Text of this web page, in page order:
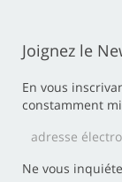
Joignez le
En vous
constamment
Ne vous